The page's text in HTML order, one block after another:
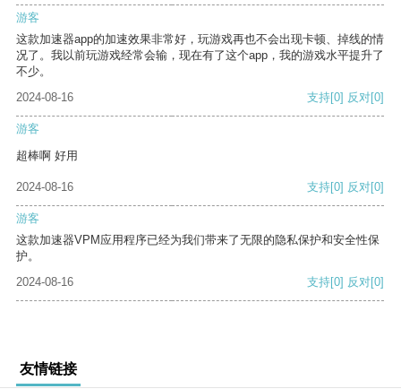
游客
这款加速器app的加速效果非常好，玩游戏再也不会出现卡顿、掉线的情
况了。我以前玩游戏经常会输，现在有了这个app，我的游戏水平提升了
不少。
2024-08-16
支持[0] 反对[0]
游客
超棒啊 好用
2024-08-16 支持[0] 反对[0]
游客
这款加速器VPM应用程序已经为我们带来了无限的隐私保护和安全性保
护。
2024-08-16
支持[0] 反对[0]
友情链接